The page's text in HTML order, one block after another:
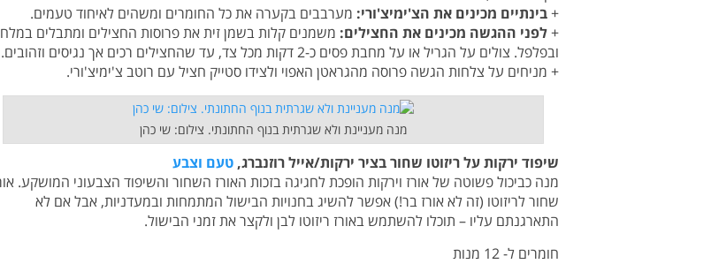
+בינתיים מכינים את הצ'ימיצ'ורי: מערבבים בקערה את כל החומרים ומשהים לאיחוד טעמים.
+לפני ההגשה מכינים את החצילים: משמנים קלות בשמן זית את פרוסות החצילים ומתבלים במלח
ובפלפל. צולים על הגריל או על מחבת פסים כ-2 דקות מכל צד, עד שהחצילים רכים אך נגיסים וזהובים.
+ מניחים על צלחות הגשה פרוסה מהגראטן האפוי ולצידו סטייק חציל עם רוטב צ'ימיצ'ורי.
מנה מעניינת ולא שגרתית בנוף החתונתי. צילום: שי כהן
שיפוד ירקות על ריזוטו שחור בציר ירקות/אייל רוזנברג, טעם וצבע
מנה כביכול פשוטה של אורז וירקות הופכת לחגיגה בזכות האורז השחור והשיפוד הצבעוני המושקע.
שחור לריזוטו (זה לא אורז בר!) אפשר להשיג בחנויות הבישול המתמחות ובמעדניות, אבל אם לא
התארגנתם עליו – תוכלו להשתמש באורז ריזוטו לבן ולקצר את זמני הבישול.
חומרים ל- 12 מנות